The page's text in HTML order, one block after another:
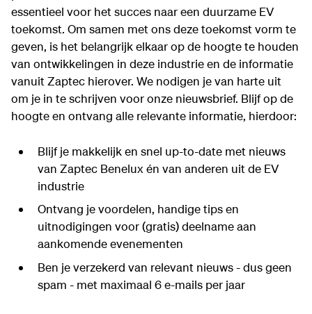
essentieel voor het succes naar een duurzame EV
toekomst. Om samen met ons deze toekomst vorm te
geven, is het belangrijk elkaar op de hoogte te houden
van ontwikkelingen in deze industrie en de informatie
vanuit Zaptec hierover. We nodigen je van harte uit
om je in te schrijven voor onze nieuwsbrief. Blijf op de
hoogte en ontvang alle relevante informatie, hierdoor:
Blijf je makkelijk en snel up-to-date met nieuws
van Zaptec Benelux én van anderen uit de EV
industrie
Ontvang je voordelen, handige tips en
uitnodigingen voor (gratis) deelname aan
aankomende evenementen
Ben je verzekerd van relevant nieuws - dus geen
spam - met maximaal 6 e-mails per jaar